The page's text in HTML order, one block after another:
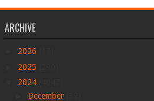
ARCHIVE
2026
2025
2024
December